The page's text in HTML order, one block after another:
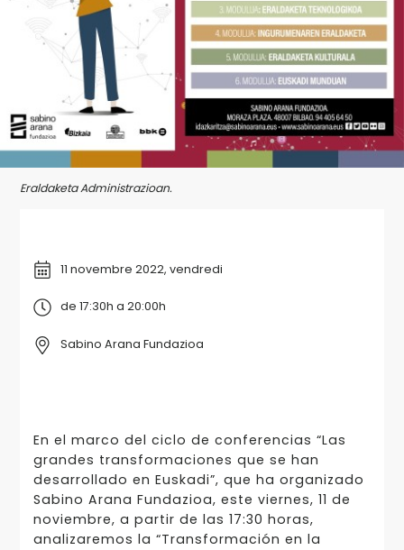
Eraldaketa Administrazioan.
11 novembre 2022, vendredi
de 17:30h a 20:00h
Sabino Arana Fundazioa
En el marco del ciclo de conferencias “Las
grandes transformaciones que se han
desarrollado en Euskadi”, que ha organizado
Sabino Arana Fundazioa, este viernes, 11 de
noviembre, a partir de las 17:30 horas,
analizaremos la “Transformación en la